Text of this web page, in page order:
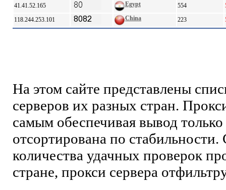
41.41.52.165
Egypt 554
118.244.253.101
China 223
На этом сайте представлены
серверов их разных стран.
самым обеспечивая вывод
отсортирована по стабильности.
количества удачных проверок
стране, прокси сервера